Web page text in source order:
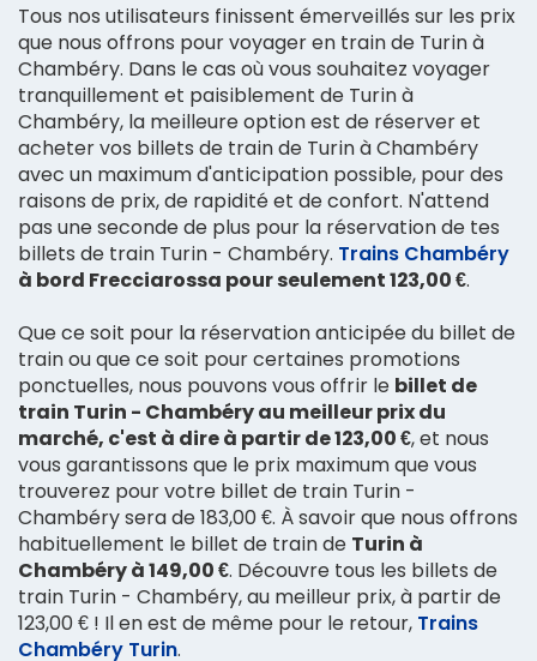
Tous nos utilisateurs finissent émerveillés sur les prix
que nous offrons pour voyager en train de Turin à
Chambéry. Dans le cas où vous souhaitez voyager
tranquillement et paisiblement de Turin à
Chambéry, la meilleure option est de réserver et
acheter vos billets de train de Turin à Chambéry
avec un maximum d'anticipation possible, pour des
raisons de prix, de rapidité et de confort. N'attend
pas une seconde de plus pour la réservation de tes
billets de train Turin - Chambéry. Trains Chambéry
à bord Frecciarossa pour seulement 123,00 €.
Que ce soit pour la réservation anticipée du billet de
train ou que ce soit pour certaines promotions
ponctuelles, nous pouvons vous offrir le billet de
train Turin - Chambéry au meilleur prix du
marché, c'est à dire à partir de 123,00 €, et nous
vous garantissons que le prix maximum que vous
trouverez pour votre billet de train Turin -
Chambéry sera de 183,00 €. À savoir que nous offrons
habituellement le billet de train de Turin à
Chambéry à 149,00 €. Découvre tous les billets de
train Turin - Chambéry, au meilleur prix, à partir de
123,00 € ! Il en est de même pour le retour, Trains
Chambéry Turin.